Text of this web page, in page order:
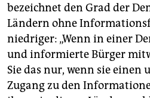
bezeichnet den Grad der
Ländern ohne
niedriger: „Wenn in einer
und informierte Bürger
Sie das nur, wenn sie
Zugang zu den